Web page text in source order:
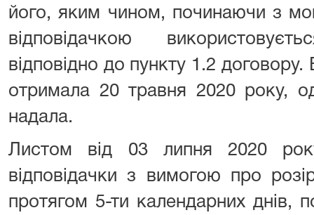
його, яким чином, починаючи з
відповідачкою
відповідно до пункту 1.2 договору.
отримала 20 травня 2020 року,
надала.
Листом від 03 липня 2020
відповідачки з вимогою про
протягом 5-ти календарних днів,